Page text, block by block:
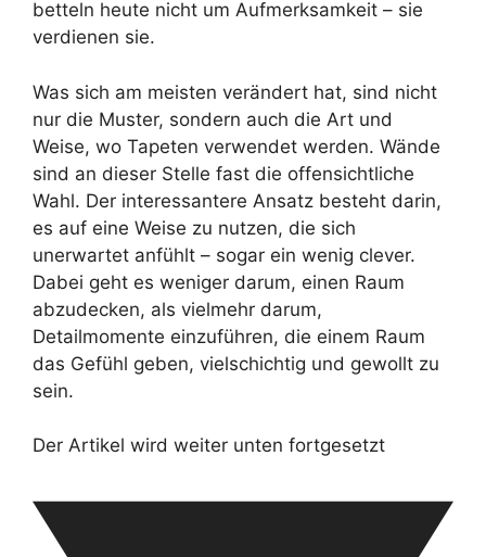
betteln heute nicht um Aufmerksamkeit – sie
verdienen sie.
Was sich am meisten verändert hat, sind nicht
nur die Muster, sondern auch die Art und
Weise, wo Tapeten verwendet werden. Wände
sind an dieser Stelle fast die offensichtliche
Wahl. Der interessantere Ansatz besteht darin,
es auf eine Weise zu nutzen, die sich
unerwartet anfühlt – sogar ein wenig clever.
Dabei geht es weniger darum, einen Raum
abzudecken, als vielmehr darum,
Detailmomente einzuführen, die einem Raum
das Gefühl geben, vielschichtig und gewollt zu
sein.
Der Artikel wird weiter unten fortgesetzt